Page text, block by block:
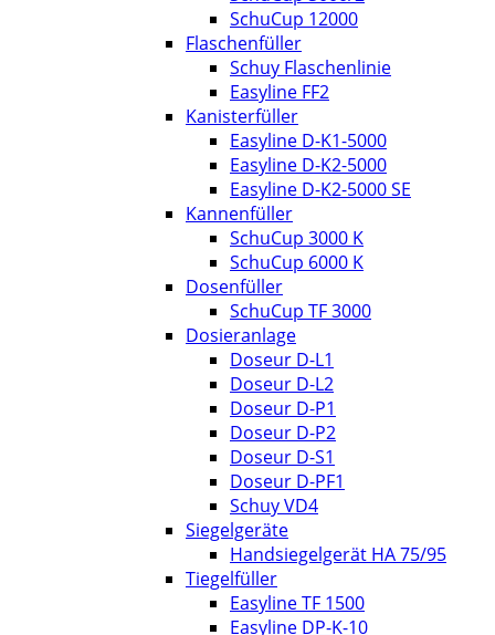
SchuCup 12000
Flaschenfüller
Schuy Flaschenlinie
Easyline FF2
Kanisterfüller
Easyline D-K1-5000
Easyline D-K2-5000
Easyline D-K2-5000 SE
Kannenfüller
SchuCup 3000 K
SchuCup 6000 K
Dosenfüller
SchuCup TF 3000
Dosieranlage
Doseur D-L1
Doseur D-L2
Doseur D-P1
Doseur D-P2
Doseur D-S1
Doseur D-PF1
Schuy VD4
Siegelgeräte
Handsiegelgerät HA 75/95
Tiegelfüller
Easyline TF 1500
Easyline DP-K-10